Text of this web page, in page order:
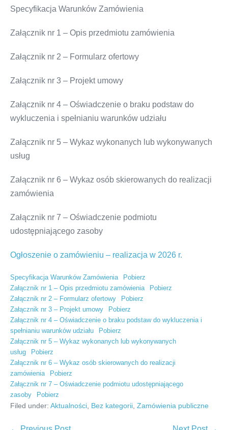
Specyfikacja Warunków Zamówienia
Załącznik nr 1 – Opis przedmiotu zamówienia
Załącznik nr 2 – Formularz ofertowy
Załącznik nr 3 – Projekt umowy
Załącznik nr 4 – Oświadczenie o braku podstaw do
wykluczenia i spełnianiu warunków udziału
Załącznik nr 5 – Wykaz wykonanych lub wykonywanych
usług
Załącznik nr 6 – Wykaz osób skierowanych do realizacji
zamówienia
Załącznik nr 7 – Oświadczenie podmiotu
udostępniającego zasoby
Ogłoszenie o zamówieniu – realizacja w 2026 r.
Specyfikacja Warunków Zamówienia
Pobierz
Załącznik nr 1 – Opis przedmiotu zamówienia
Pobierz
Załącznik nr 2 – Formularz ofertowy
Pobierz
Załącznik nr 3 – Projekt umowy
Pobierz
Załącznik nr 4 – Oświadczenie o braku podstaw do wykluczenia i
spełnianiu warunków udziału
Pobierz
Załącznik nr 5 – Wykaz wykonanych lub wykonywanych
usług
Pobierz
Załącznik nr 6 – Wykaz osób skierowanych do realizacji
zamówienia
Pobierz
Załącznik nr 7 – Oświadczenie podmiotu udostępniającego
zasoby
Pobierz
Filed under: Aktualności Bez kategorii Zamówienia publiczne
Post